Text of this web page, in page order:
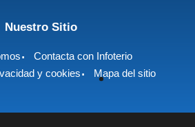
Nuestro Sitio
Contacta con Infoterio
y cookies
Mapa del sitio